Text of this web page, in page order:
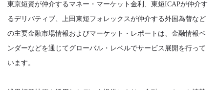
東京短資が仲介するマネー・マーケット金利、東短ICAPが仲介す
るデリバティブ、上田東短フォレックスが仲介する外国為替など
の主要金融市場情報およびマーケット・レポートは、金融情報ベ
ンダーなどを通じてグローバル・レベルでサービス展開を行って
います。